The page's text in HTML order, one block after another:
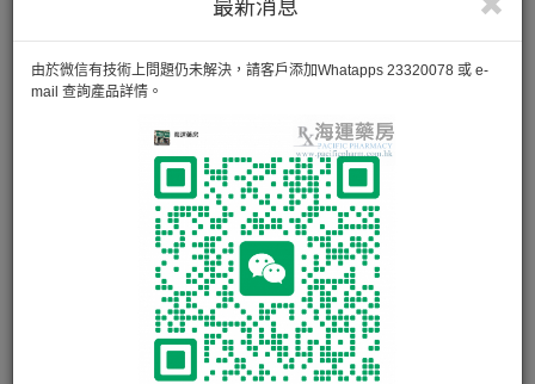
最新消息
由於微信有技術上問題仍未解決，請客戶添加Whatapps 23320078 或 e-
mail 查詢產品詳情。
產生量，可以減少毛囊枯萎掉落，讓部分毛囊可以再生新髮。
30粒